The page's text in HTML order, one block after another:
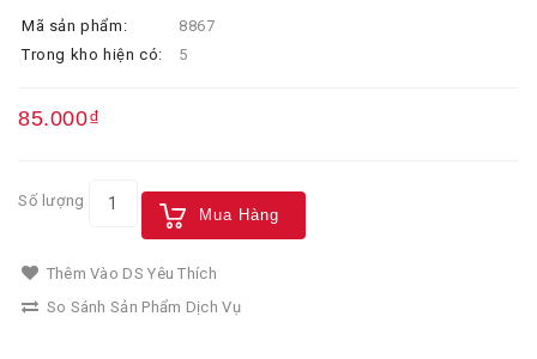
Mã sản phẩm:
8867
Trong kho hiện có:
5
85.000₫
Số lượng
Mua Hàng
Thêm Vào DS Yêu Thích
So Sánh Sản Phẩm Dịch Vụ